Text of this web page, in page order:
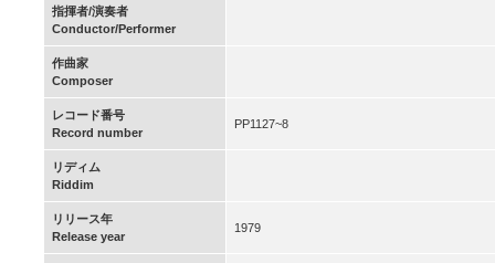
指揮者/演奏者
Conductor/Performer
作曲家
Composer
レコード番号
Record number
PP1127~8
リディム
Riddim
リリース年
Release year
1979